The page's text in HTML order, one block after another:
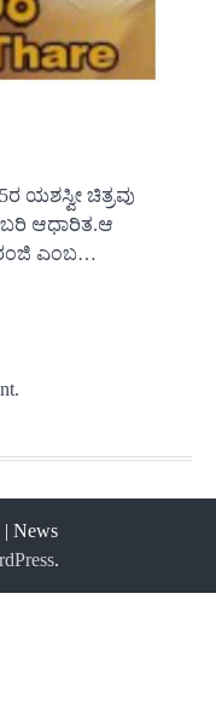
ಯಶಸ್ವೀ ಚಿತ್ರವು
ಆಧಾರಿತ.ಆ
ಎಂಬ…
News
.